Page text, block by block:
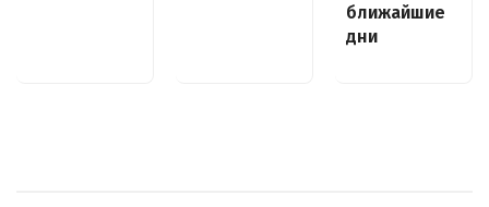
ближайшие
дни